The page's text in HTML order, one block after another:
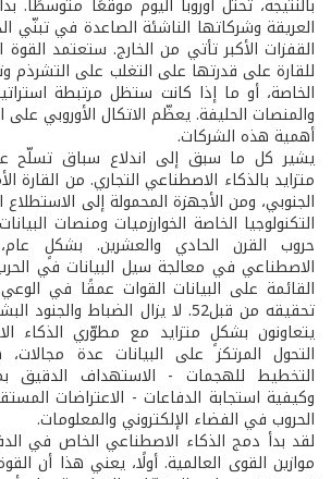
العريقة وشركاتها الناشئة الصاعدة في تبنّي
القفزات الأكبر تأتي من الخارج. ستعتمد
للقارة على قدرتها على التغلب على التشرذم
الخاصة، أو ما إذا كانت ستظل مرتبطة
والمنصات الحليفة. يعظّم الاتكال الأوروبي
أهمية هذه الشركات.
يشير كل ما سبق إلى اندلاع سباق تسلّح
متزايد بالذكاء الاصطناعي التجاري. من القارة
الجنوبي، ومن الأجهزة المحمولة إلى
التكنولوجيا الخاصة الخوارزميات ومنصات
حروب القرن الحادي والعشرين. بشكلٍ
الاصطناعي في معالجة سيل البيانات في
القائمة على البيانات القوات عمقًا في
تحقيقه من قبل52. لا يزال الضباط
يتعاونون بشكلٍ متزايد مع مطوّري الذكاء
التحول المرتكز على البيانات عدة
التخطيط للهجمات - الاستهداف الدقيق
وكيفية استجابة الدفاعات - الاعتراضات
الحروب في الفضاء الإلكتروني والمعلومات.
لقد بدأ دمج الذكاء الاصطناعي الخاص في
موازين القوى العالمية. أولًا، يعني هذا أن